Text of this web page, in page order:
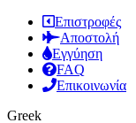
Επιστροφές
Αποστολή
Εγγύηση
FAQ
Επικοινωνία
Greek